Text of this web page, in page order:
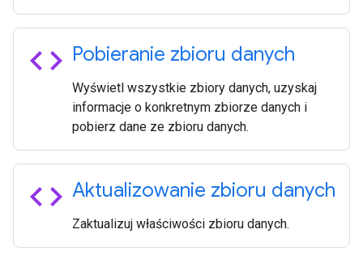
code Pobieranie zbioru danych
Wyświetl wszystkie zbiory danych, uzyskaj
informacje o konkretnym zbiorze danych i
pobierz dane ze zbioru danych.
code Aktualizowanie zbioru danych
Zaktualizuj właściwości zbioru danych.